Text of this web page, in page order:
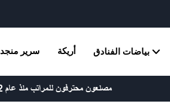
سرير منجد أريكة بياضات الفنادق
مصنعون محترفون للمراتب منذ عام 1992